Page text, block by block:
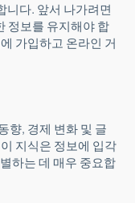
니다. 앞서 나가려면
정보를 유지해야 합
가입하고 온라인 거
향, 경제 변화 및 글
지식은 정보에 입각
하는 데 매우 중요합